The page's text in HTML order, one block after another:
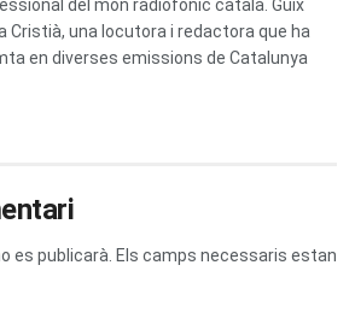
del món radiofònic català. Guix
una locutora i redactora que ha
en diverses emissions de Catalunya
es publicarà. Els camps necessaris estan